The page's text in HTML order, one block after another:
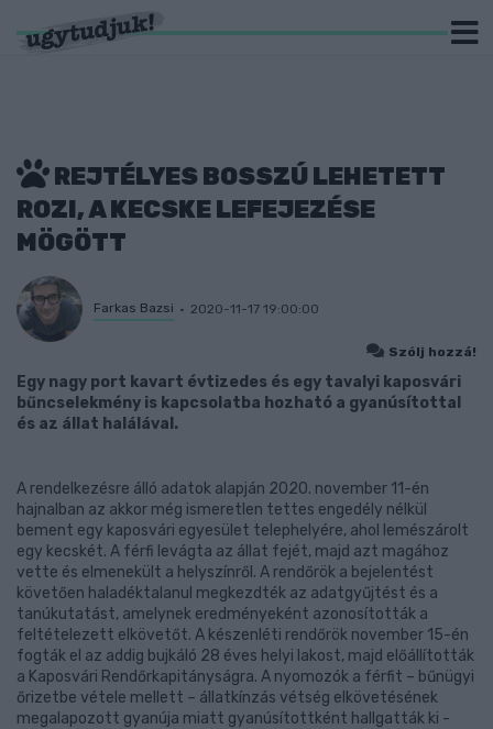
REJTÉLYES BOSSZÚ LEHETETT
ROZI, A KECSKE LEFEJEZÉSE
MÖGÖTT
Farkas Bazsi 2020-11-17 19:00:00
Szólj hozzá!
Egy nagy port kavart évtizedes és egy tavalyi kaposvári
bűncselekmény is kapcsolatba hozható a gyanúsítottal
és az állat halálával.
A rendelkezésre álló adatok alapján 2020. november 11-én
hajnalban az akkor még ismeretlen tettes engedély nélkül
bement egy kaposvári egyesület telephelyére, ahol lemészárolt
egy kecskét. A férfi levágta az állat fejét, majd azt magához
vette és elmenekült a helyszínről. A rendőrök a bejelentést
követően haladéktalanul megkezdték az adatgyűjtést és a
tanúkutatást, amelynek eredményeként azonosították a
feltételezett elkövetőt. A készenléti rendőrök november 15-én
fogták el az addig bujkáló 28 éves helyi lakost, majd előállították
a Kaposvári Rendőrkapitányságra. A nyomozók a férfit – bűnügyi
őrizetbe vétele mellett – állatkínzás vétség elkövetésének
megalapozott gyanúja miatt gyanúsítottként hallgatták ki -